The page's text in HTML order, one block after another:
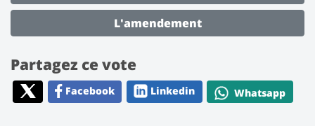
L'amendement
Partagez ce vote
Facebook Linkedin Whatsapp